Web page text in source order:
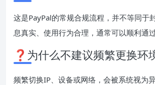
这是PayPal的常规合规流程，并不等同于
息真实、使用行为合理，通常可以顺利通过
❓为什么不建议频繁更换环
频繁切换IP、设备或网络，会被系统视为